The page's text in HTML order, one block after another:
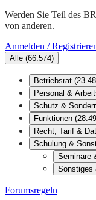
Werden Sie Teil des
von anderen.
Anmelden /
Alle (66.574)
Betriebsrat (
Personal &
Schutz &
Funktionen (
Recht, Tarif &
Schulung &
Seminare
Sonstiges
Forumsregeln